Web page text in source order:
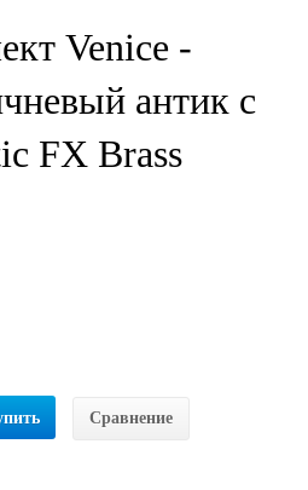
Venice -
антик с
FX Brass
Сравнение